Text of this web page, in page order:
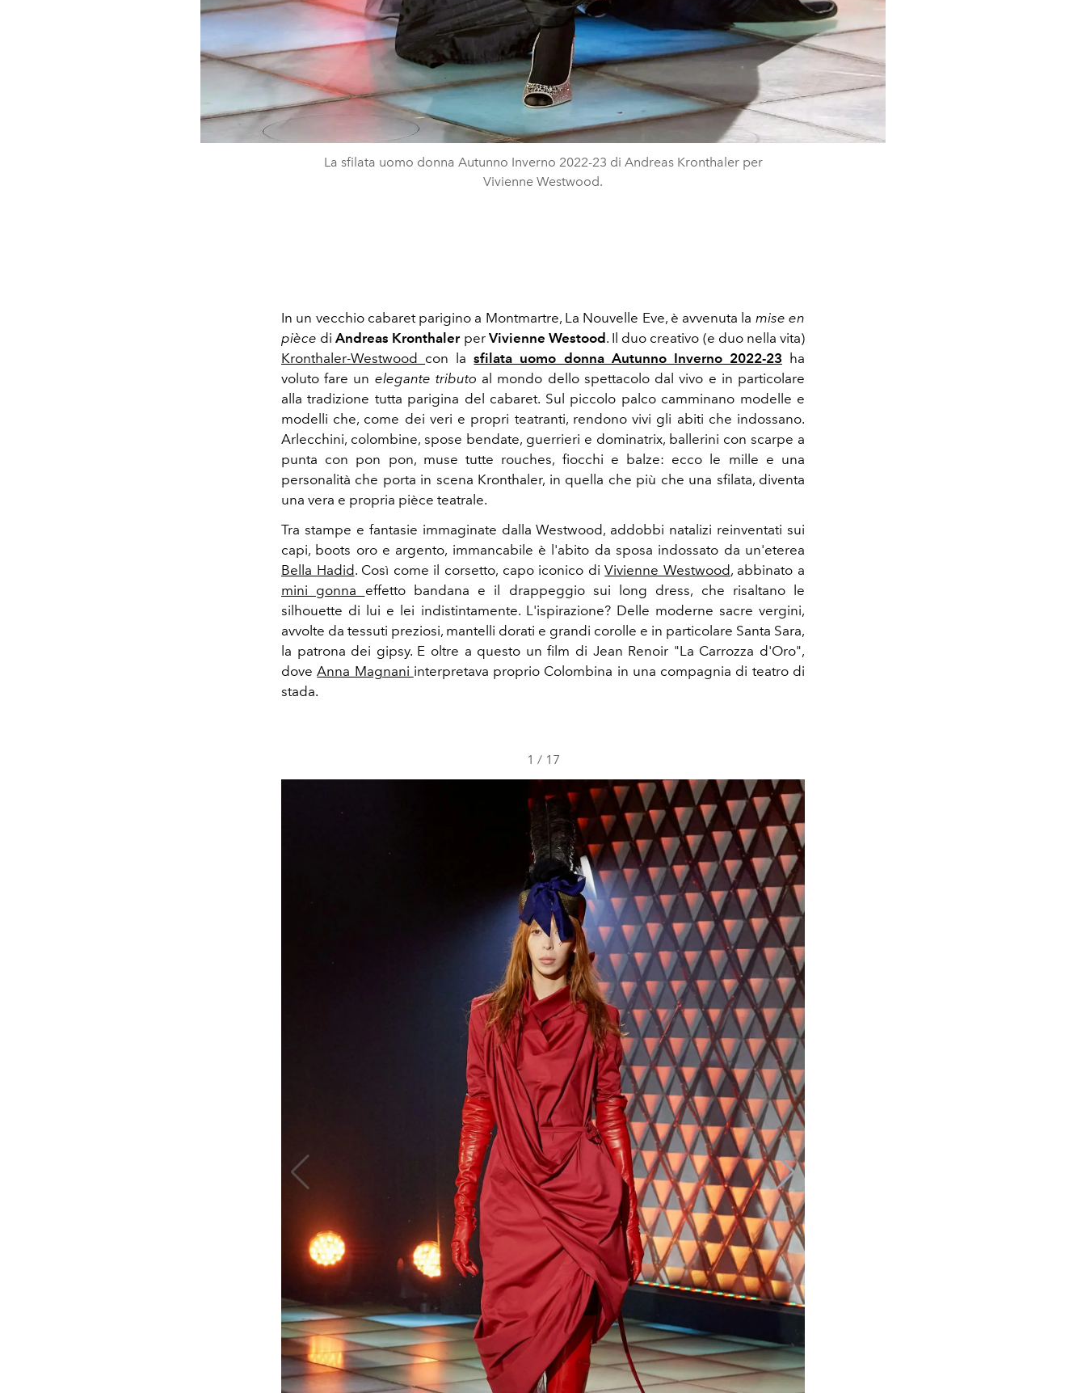
La sfilata uomo donna Autunno Inverno 2022-23 di Andreas Kronthaler per
Vivienne Westwood.
In un vecchio cabaret parigino a Montmartre, La Nouvelle Eve, è avvenuta la mise en
pièce diAndreas Kronthalerper Vivienne Westood . Il duo creativo (e duo nella vita)
Kronthaler-Westwood con lasfilata uomo donna Autunno Inverno 2022-23 ha
voluto fare un elegante tributo al mondo dello spettacolo dal vivo e in particolare
alla tradizione tutta parigina del cabaret. Sul piccolo palco camminano modelle e
modelli che, come dei veri e propri teatranti, rendono vivi gli abiti che indossano.
Arlecchini, colombine, spose bendate, guerrieri e dominatrix, ballerini con scarpe a
punta con pon pon, muse tutte rouches, fiocchi e balze: ecco le mille e una
personalità che porta in scena Kronthaler, in quella che più che una sfilata, diventa
una vera e propria pièce teatrale.
Tra stampe e fantasie immaginate dalla Westwood, addobbi natalizi reinventati sui
capi, boots oro e argento, immancabile è l'abito da sposa indossato da un'eterea
Bella Hadid. Così come il corsetto, capo iconico diVivienne Westwood, abbinato a
mini gonna effetto bandana e il drappeggio sui long dress, che risaltano le
silhouette di lui e lei indistintamente. L'ispirazione? Delle moderne sacre vergini,
avvolte da tessuti preziosi, mantelli dorati e grandi corolle e in particolare Santa Sara,
la patrona dei gipsy. E oltre a questo un film di Jean Renoir "La Carrozza d'Oro",
doveAnna Magnani interpretava proprio Colombina in una compagnia di teatro di
stada.
1 / 17